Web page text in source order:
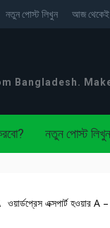
নতুন পোস্ট লিখুন আজ
Bangladesh.
নতুন পোস্ট লিখুন
ওয়ার্ডপ্রেস এক্সপার্ট হওয়ার A